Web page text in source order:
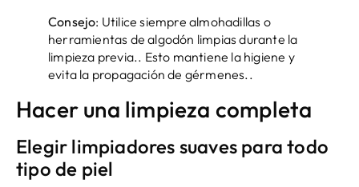
Consejo: Utilice siempre almohadillas o
herramientas de algodón limpias durante la
limpieza previa.. Esto mantiene la higiene y
evita la propagación de gérmenes..
Hacer una limpieza completa
Elegir limpiadores suaves para todo
tipo de piel